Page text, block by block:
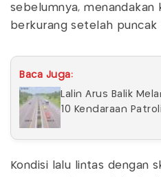
sebelumnya, menandakan
berkurang setelah puncak
Baca Juga:
Lalin Arus Balik
10 Kendaraan
Kondisi lalu lintas dengan